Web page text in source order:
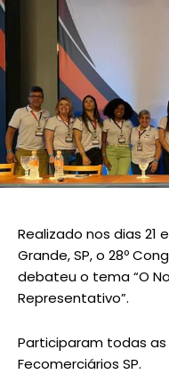
Realizado nos dias 21
Grande, SP, o 28º
debateu o tema “O
Representativo”.
Participaram todas
Fecomerciários SP.